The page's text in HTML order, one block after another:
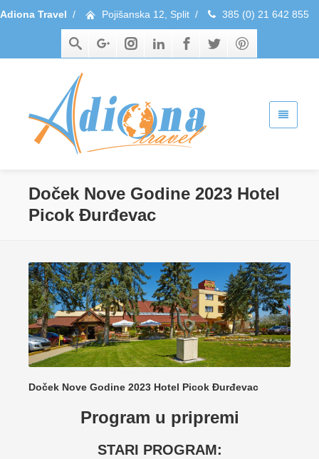
Adiona Travel / Pojišanska 12, Split / 385 (0) 21 642 855
Doček Nove Godine 2023 Hotel
Picok Đurđevac
Doček Nove Godine 2023 Hotel Picok Đurđevac
Program u pripremi
STARI PROGRAM: